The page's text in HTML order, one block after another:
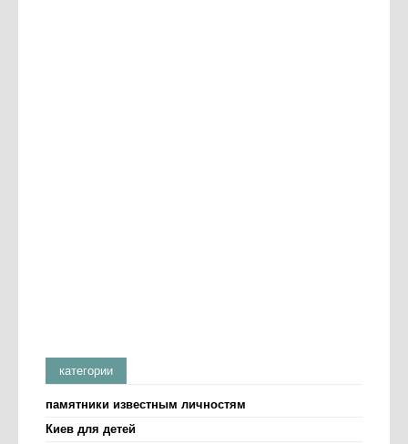
категории
памятники известным личностям
Киев для детей